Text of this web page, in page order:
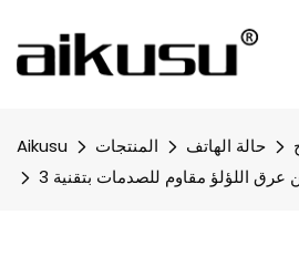
Aikusu المنتجات حالة الهاتف